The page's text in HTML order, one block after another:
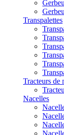
Transpalettes
Tracteurs de
Nacelles